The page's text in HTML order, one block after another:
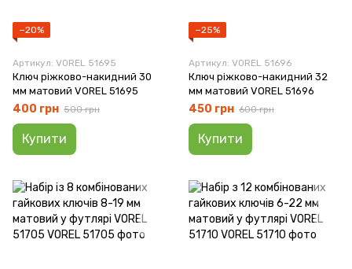
−20%
Артикул: VOREL 51695
Ключ ріжково-накидний 30
мм матовий VOREL 51695
400 грн 500 грн
Купити
−25%
Артикул: VOREL 51696
Ключ ріжково-накидний 32
мм матовий VOREL 51696
450 грн 600 грн
Купити